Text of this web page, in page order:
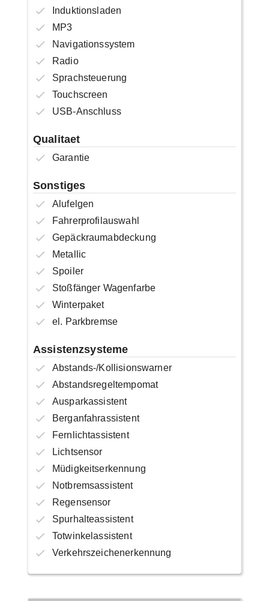
Induktionsladen
MP3
Navigationssystem
Radio
Sprachsteuerung
Touchscreen
USB-Anschluss
Qualitaet
Garantie
Sonstiges
Alufelgen
Fahrerprofilauswahl
Gepäckraumabdeckung
Metallic
Spoiler
Stoßfänger Wagenfarbe
Winterpaket
el. Parkbremse
Assistenzsysteme
Abstands-/Kollisionswarner
Abstandsregeltempomat
Ausparkassistent
Berganfahrassistent
Fernlichtassistent
Lichtsensor
Müdigkeitserkennung
Notbremsassistent
Regensensor
Spurhalteassistent
Totwinkelassistent
Verkehrszeichenerkennung